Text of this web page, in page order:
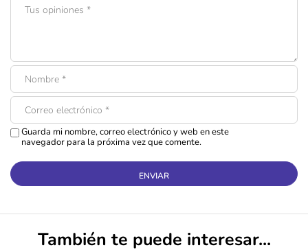
Guarda mi nombre, correo electrónico y web en este
navegador para la próxima vez que comente.
También te puede interesar...